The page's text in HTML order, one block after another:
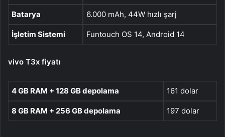
Batarya 6.000 mAh, 44W hızlı şarj
İşletim Sistemi Funtouch OS 14, Android 14
vivo T3x fiyatı
4 GB RAM + 128 GB depolama 161 dolar
8 GB RAM + 256 GB depolama 197 dolar